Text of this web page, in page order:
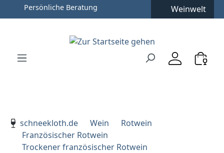
Zum Hauptinhalt springen
Zur Hauptnavigation springen
Persönliche Beratung Weinwelt
schneekloth.de
Wein
Rotwein
Französischer Rotwein
Trockener französischer Rotwein